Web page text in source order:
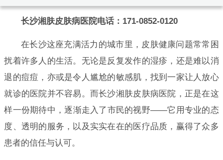
长沙湘肤皮肤病医院电话：171-0852-0120
在长沙这座充满活力的城市里，皮肤健康问题常常困
扰着许多人的生活。无论是反复发作的湿疹，还是难以消
退的痘痘，亦或是令人尴尬的敏感肌，找到一家让人放心
就诊的医院并不容易。而长沙湘肤皮肤病医院，正是在这
样一份期待中，逐渐走入了市民的视野——它用专业的态
度、透明的服务，以及实实在在的医疗品质，赢得了众多
患者的信任与认可。